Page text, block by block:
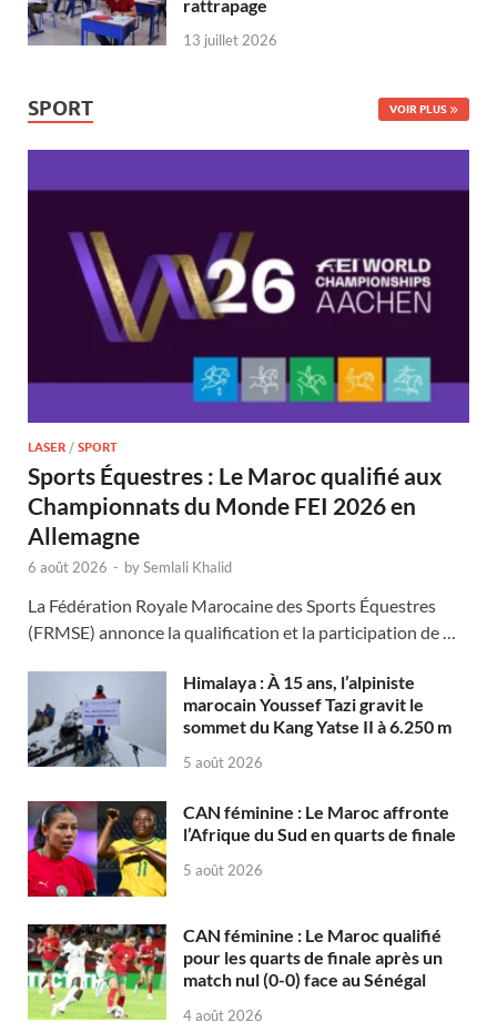
rattrapage
13 juillet 2026
SPORT VOIR PLUS
LASER / SPORT
Sports Équestres : Le Maroc qualifié aux
Championnats du Monde FEI 2026 en
Allemagne
6 août 2026 - bySemlali Khalid
La Fédération Royale Marocaine des Sports Équestres
(FRMSE) annonce la qualification et la participation de …
Himalaya : À 15 ans, l’alpiniste
marocain Youssef Tazi gravit le
sommet du Kang Yatse II à 6.250 m
5 août 2026
CAN féminine : Le Maroc affronte
l’Afrique du Sud en quarts de finale
5 août 2026
CAN féminine : Le Maroc qualifié
pour les quarts de finale après un
match nul (0-0) face au Sénégal
4 août 2026